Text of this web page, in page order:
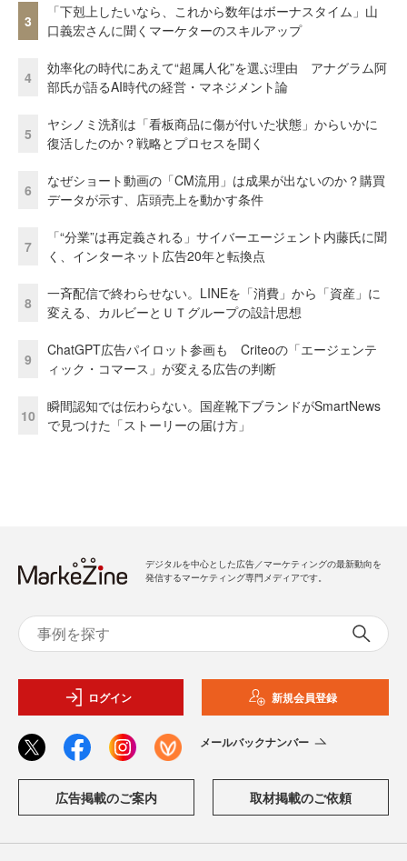
3
「下剋上したいなら、これから数年はボーナスタイム」山
口義宏さんに聞くマーケターのスキルアップ
4
効率化の時代にあえて“超属人化”を選ぶ理由 アナグラム阿
部氏が語るAI時代の経営・マネジメント論
5
ヤシノミ洗剤は「看板商品に傷が付いた状態」からいかに
復活したのか？戦略とプロセスを聞く
6
なぜショート動画の「CM流用」は成果が出ないのか？購買
データが示す、店頭売上を動かす条件
7
「“分業”は再定義される」サイバーエージェント内藤氏に聞
く、インターネット広告20年と転換点
8
一斉配信で終わらせない。LINEを「消費」から「資産」に
変える、カルビーとＵＴグループの設計思想
9
ChatGPT広告パイロット参画も Criteoの「エージェンテ
ィック・コマース」が変える広告の判断
10
瞬間認知では伝わらない。国産靴下ブランドがSmartNews
で見つけた「ストーリーの届け方」
デジタルを中心とした広告／マーケティングの最新動向を
発信するマーケティング専門メディアです。
ログイン 新規会員登録
メールバックナンバー
広告掲載のご案内 取材掲載のご依頼